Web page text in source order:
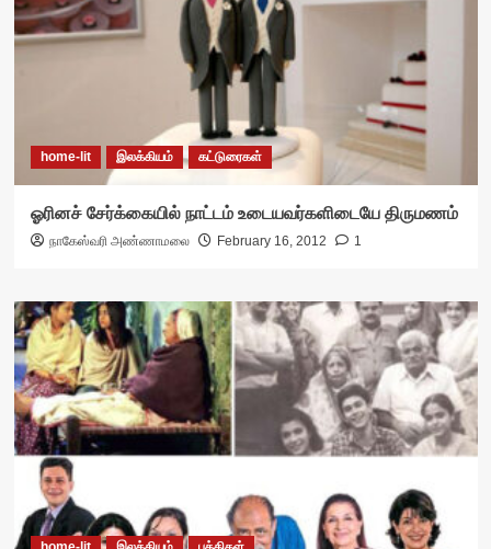
home-lit இலக்கியம் கட்டுரைகள்
ஓரினச் சேர்க்கையில் நாட்டம் உடையவர்களிடையே திருமணம்
நாகேஸ்வரி அண்ணாமலை February 16, 2012 1